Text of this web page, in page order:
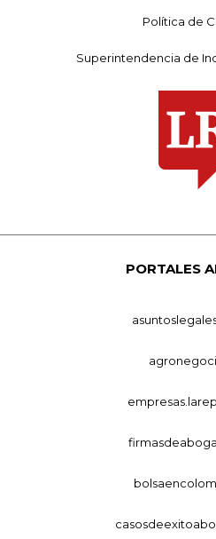
Política de
Superintendencia de
PORTALES